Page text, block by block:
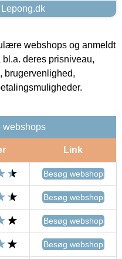
webshops og anmeldt
deres prisniveau,
brugervenlighed,
webshops
Link
Besøg webshop
Besøg webshop
Besøg webshop
Besøg webshop